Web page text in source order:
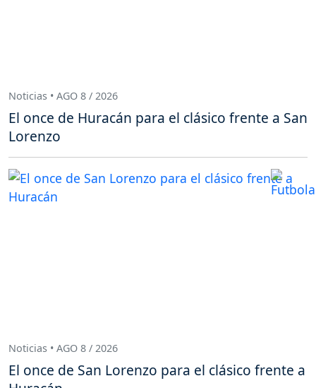
Noticias • AGO 8 / 2026
El once de Huracán para el clásico frente a San
Lorenzo
Noticias • AGO 8 / 2026
El once de San Lorenzo para el clásico frente a